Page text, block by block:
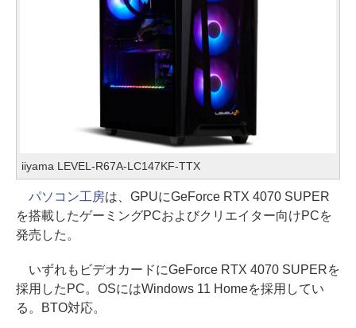
iiyama LEVEL-R67A-LC147KF-TTX
パソコン工房は、GPUにGeForce RTX 4070 SUPER
を搭載したゲーミングPCおよびクリエイター向けPCを
発売した。
いずれもビデオカードにGeForce RTX 4070 SUPERを
採用したPC。OSにはWindows 11 Homeを採用してい
る。BTO対応。